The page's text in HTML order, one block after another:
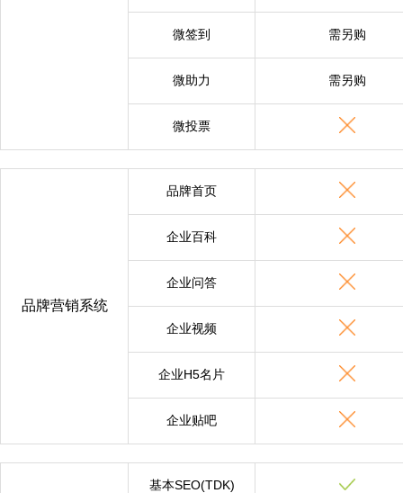
微签到
微助力
微投票
需另购
需另购
品牌营销系统
品牌首页
企业百科
企业问答
企业视频
企业H5名片
企业贴吧
基本SEO(TDK)